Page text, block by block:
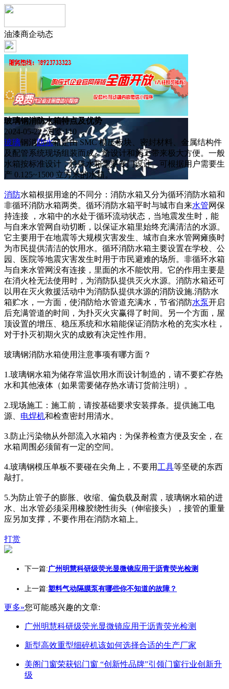
油漆商企动态
玻璃钢消防水箱特点及优势
2024-05-22 浏览:110
玻璃钢消防水箱是由 SMC 模压板块、密封材料、金属结构件
及配管系统现场组装而成。给设计和施工带来极大方便。一般
水箱按标准设计，特殊水箱需要专门设计。可根据用户需要生
产 0.125~1500 立方米的水箱。
消防水箱根据用途的不同分：消防水箱又分为循环消防水箱和
非循环消防水箱两类。循环消防水箱平时与城市自来水管网保
持连接 ，水箱中的水处于循环流动状态，当地震发生时，能
与自来水管网自动切断，以保证水箱里始终充满清洁的水源。
它主要用于在地震等大规模灾害发生、城市自来水管网瘫痪时
为市民提供清洁的饮用水。循环消防水箱主要设置在学校、公
园、医院等地震灾害发生时用于市民避难的场所。非循环水箱
与自来水管网没有连接，里面的水不能饮用。它的作用主要是
在消火栓无法使用时，为消防队提供灭火水源。消防水箱还可
以用在灭火救援活动中为消防队提供水源的消防设施.消防水
箱贮水，一方面，使消防给水管道充满水，节省消防水泵开启
后充满管道的时间，为扑灭火灾赢得了时间。另一个方面，屋
顶设置的增压、稳压系统和水箱能保证消防水枪的充实水柱，
对于扑灭初期火灾的成败有决定性作用。
玻璃钢消防水箱使用注意事项有哪方面？
1.玻璃钢水箱为储存常温饮用水而设计制造的，请不要贮存热
水和其他液体（如果需要储存热水请订货前注明）。
2.现场施工：施工前，请按基础要求安装撑条。提供施工电
源、 电焊机和检查密封用清水。
3.防止污染物从外部流入水箱内：为保养检查方便及安全，在
水箱周围必须留有一定的空间。
4.玻璃钢模压单板不要碰在尖角上，不要用 工具等坚硬的东西
敲打。
5.为防止管子的膨胀、收缩、偏负载及耐震，玻璃钢水箱的进
水、出水管必须采用橡胶绕性街头（伸缩接头），接管的重量
应另加支撑，不要作用在消防水箱上。
打赏
下一篇:广州明慧科研级荧光显微镜应用于沥青荧光检测
上一篇:塑料气动隔膜泵有哪些你不知道的故障？
更多»您可能感兴趣的文章:
广州明慧科研级荧光显微镜应用于沥青荧光检测
新型高效重型细碎机该如何选择合适的生产厂家
美阁门窗荣获铝门窗 “创新性品牌”引领门窗行业创新升
级